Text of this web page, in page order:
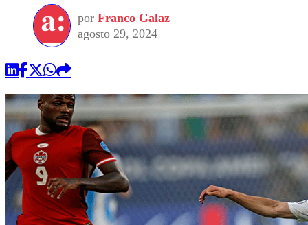
por Franco Galaz
agosto 29, 2024